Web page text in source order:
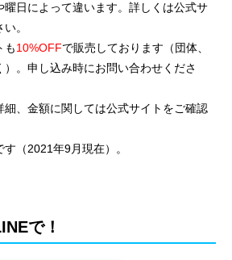
日によって違います。詳しくは公式サ
。
も10%OFFで販売しております（団体、
。申し込み時にお問い合わせくださ
、金額に関しては公式サイトをご確認
（2021年9月現在）。
で！